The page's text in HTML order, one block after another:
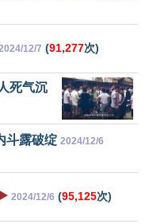
12/7 (91,277次)
死气沉
斗露破绽 2024/12/6
▶️ 2024/12/6 (95,125次)